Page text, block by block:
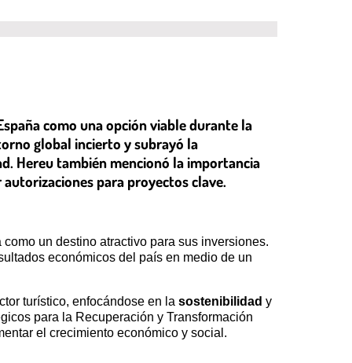
como una opción viable durante la
global incierto y subrayó la
Hereu también mencionó la importancia
para proyectos clave.
un destino atractivo para sus inversiones.
económicos del país en medio de un
turístico, enfocándose en la sostenibilidad y
para la Recuperación y Transformación
el crecimiento económico y social.